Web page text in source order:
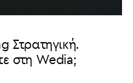
Στρατηγική.
στη Wedia;